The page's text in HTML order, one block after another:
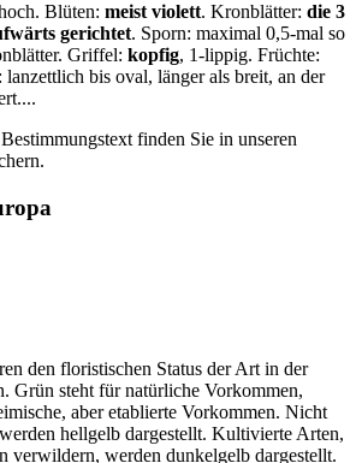
Blüten: meist violett. Kronblätter: die 3
gerichtet. Sporn: maximal 0,5‑mal so
. Griffel: kopfig, 1‑lippig. Früchte:
lanzettlich bis oval, länger als breit, an der
....
finden Sie in unseren
den floristischen Status der Art in der
Grün steht für natürliche Vorkommen,
aber etablierte Vorkommen. Nicht
hellgelb dargestellt. Kultivierte Arten,
verwildern, werden dunkelgelb dargestellt.